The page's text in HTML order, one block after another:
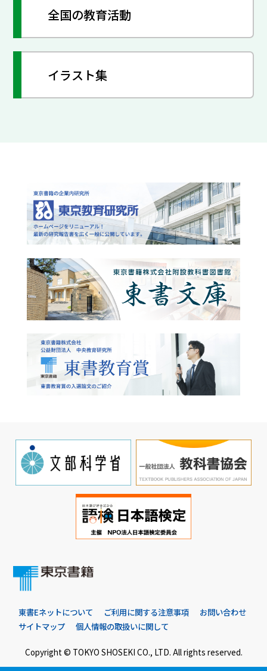
全国の教育活動
イラスト集
東書Eネットについて ご利用に関する注意事項
お問い合わせ
サイトマップ
個人情報の取扱いに関して
Copyright © TOKYO SHOSEKI CO., LTD. All rights reserved.